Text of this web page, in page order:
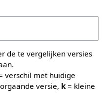
de te vergelijken versies
verschil met huidige
versie, k= kleine